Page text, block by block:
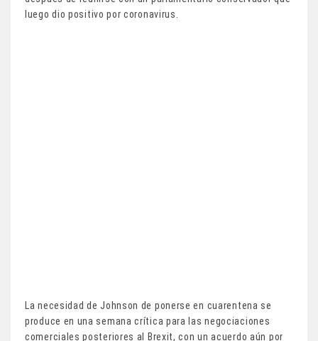
luego dio positivo por coronavirus.
La necesidad de Johnson de ponerse en cuarentena se
produce en una semana crítica para las negociaciones
comerciales posteriores al Brexit, con un acuerdo aún por